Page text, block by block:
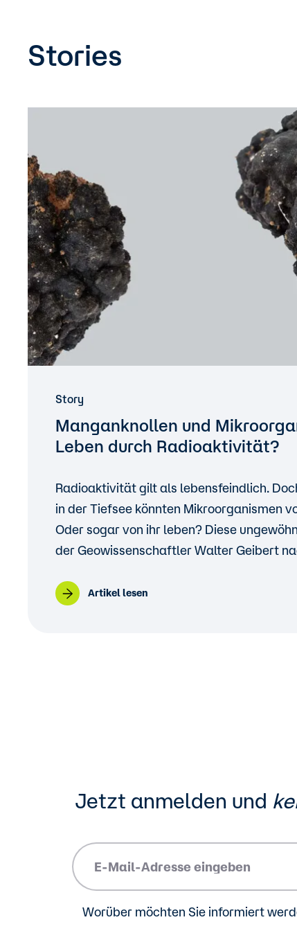
Stories
Story
Manganknollen und
Leben durch Radioaktivität?
Radioaktivität gilt als lebensfeindlich.
in der Tiefsee könnten Mikroorganismen
Oder sogar von ihr leben? Diese
der Geowissenschaftler Walter Geibert
Artikel lesen
Jetzt anmelden und
Worüber möchten Sie informiert